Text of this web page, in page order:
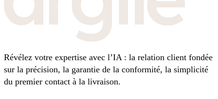
Révélez votre expertise avec l’IA : la relation client fondée
sur la précision, la garantie de la conformité, la simplicité
du premier contact à la livraison.